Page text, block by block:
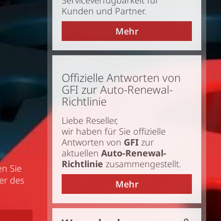
Kunden und Partner.
Mehr
Offizielle Antworten von
GFI zur Auto-Renewal-
Richtlinie
Liebe Reseller,
wir haben für Sie offizielle
Antworten von GFI zur
aktuellen Auto-Renewal-
Richtlinie zusammengestellt.
Mehr
Sie
des